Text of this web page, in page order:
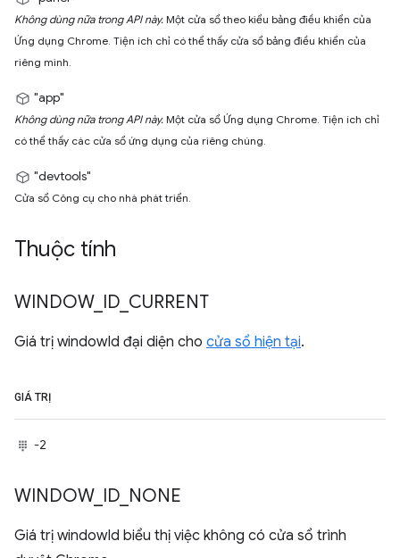
Không dùng nữa trong API này. Một cửa sổ theo kiểu bảng điều khiển của
Ứng dụng Chrome. Tiện ích chỉ có thể thấy cửa sổ bảng điều khiển của
riêng mình.
"app"
Không dùng nữa trong API này. Một cửa sổ Ứng dụng Chrome. Tiện ích chỉ
có thể thấy các cửa sổ ứng dụng của riêng chúng.
"devtools"
Cửa sổ Công cụ cho nhà phát triển.
Thuộc tính
WINDOW_ ID CURRENT
Giá trị windowId đại diện cho cửa sổ hiện tại.
GIÁ TRỊ
-2
WINDOW_ ID NONE
Giá trị windowId biểu thị việc không có cửa sổ trình